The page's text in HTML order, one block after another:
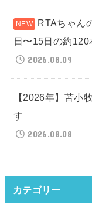
RTAちゃん
日〜15日の約120
2026.08.09
【2026年】苫小
す
2026.08.08
カテゴリー